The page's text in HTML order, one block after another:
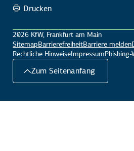
Drucken
2026 KfW, Frankfurt am Main
SitemapBarrierefreiheitBarriere melden
Rechtliche HinweiseImpressumPhishing-
Zum Seitenanfang